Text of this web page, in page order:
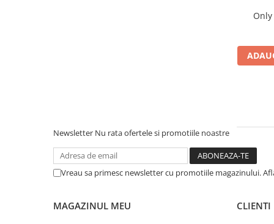
Newsletter Nu rata ofertele si promotiile noastre
Vreau sa primesc newsletter cu promotiile magazinului.
MAGAZINUL MEU CLIENTI